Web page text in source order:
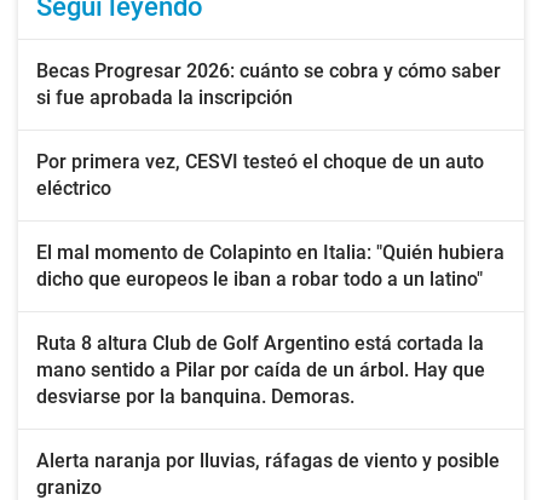
Seguí leyendo
Becas Progresar 2026: cuánto se cobra y cómo saber
si fue aprobada la inscripción
Por primera vez, CESVI testeó el choque de un auto
eléctrico
El mal momento de Colapinto en Italia: "Quién hubiera
dicho que europeos le iban a robar todo a un latino"
Ruta 8 altura Club de Golf Argentino está cortada la
mano sentido a Pilar por caída de un árbol. Hay que
desviarse por la banquina. Demoras.
Alerta naranja por lluvias, ráfagas de viento y posible
granizo